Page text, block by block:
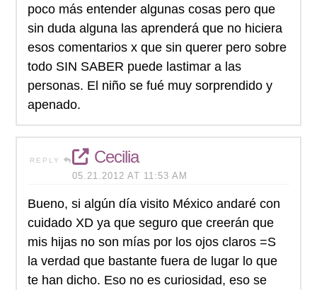
poco más entender algunas cosas pero que
sin duda alguna las aprenderá que no hiciera
esos comentarios x que sin querer pero sobre
todo SIN SABER puede lastimar a las
personas. El niño se fué muy sorprendido y
apenado.
REPLY Cecilia
05.21.2012 AT 11:53 AM
Bueno, si algún día visito México andaré con
cuidado XD ya que seguro que creerán que
mis hijas no son mías por los ojos claros =S
la verdad que bastante fuera de lugar lo que
te han dicho. Eso no es curiosidad, eso se